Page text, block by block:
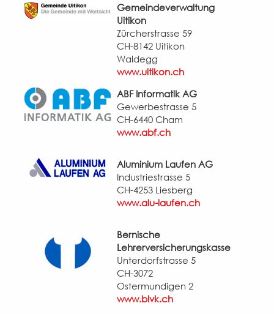
Gemeindeverwaltung
Uitikon
Zürcherstrasse 59
CH-8142 Uitikon
Waldegg
www.uitikon.ch
ABF Informatik AG
Gewerbestrasse 5
CH-6440 Cham
www.abf.ch
Aluminium Laufen AG
Industriestrasse 5
CH-4253 Liesberg
www.alu-laufen.ch
Bernische
Lehrerversicherungskasse
Unterdorfstrasse 5
CH-3072
Ostermundigen 2
www.blvk.ch